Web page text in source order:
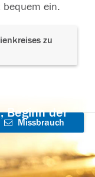
bequem ein.
zu
Beginn der
Missbrauch